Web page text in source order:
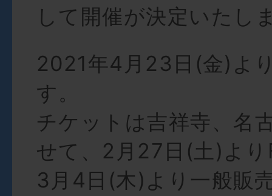
して開催が決定いたし
2021年4月23日(金)よ
す。
チケットは吉祥寺、名
せて、2月27日(土)よ
3月4日(木)より一般販